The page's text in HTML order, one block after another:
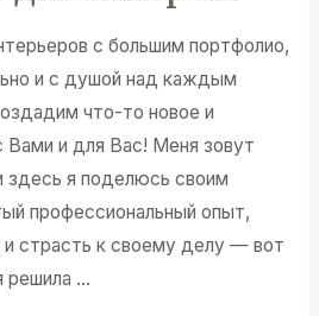
с большим портфолио,
и с душой над каждым
что-то новое и
Вами и для Вас! Меня зовут
здесь я поделюсь своим
профессиональный опыт,
и страсть к своему делу — вот
решила …